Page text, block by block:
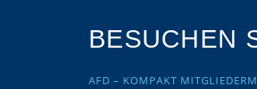
BESUCHEN
AFD – KOMPAKT